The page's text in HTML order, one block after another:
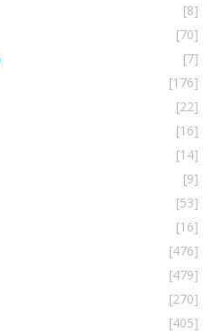
[8]
[70]
[7]
[176]
[22]
[16]
[14]
[9]
[53]
[16]
[476]
[479]
[270]
[405]